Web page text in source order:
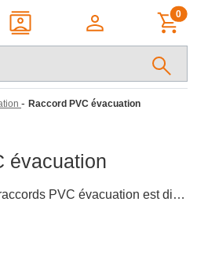
0
- Raccord PVC évacuation
évacuation
Une gamme complète de raccords PVC évacuation est disponible pour assurer une installation efficace et durable de vos systèmes de plomberie. Ces produits, incluant des manchettes de réparation et des raccords à coller, sont essentiels pour garantir une évacuation optimale des eaux usées. Adaptés aux besoins des professionnels et des bricoleurs, ils offrent des solutions précises pour chaque projet de plomberie.